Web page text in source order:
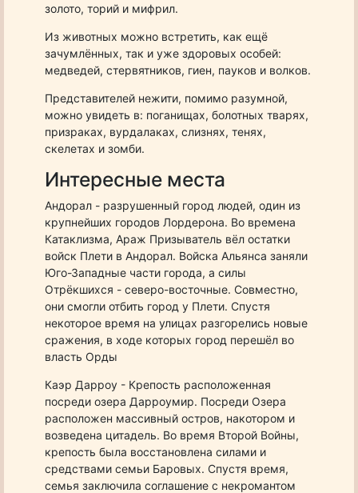
золото, торий и мифрил.
Из животных можно встретить, как ещё
зачумлённых, так и уже здоровых особей:
медведей, стервятников, гиен, пауков и волков.
Представителей нежити, помимо разумной,
можно увидеть в: поганищах, болотных тварях,
призраках, вурдалаках, слизнях, тенях,
скелетах и зомби.
Интересные места
Андорал - разрушенный город людей, один из
крупнейших городов Лордерона. Во времена
Катаклизма, Араж Призыватель вёл остатки
войск Плети в Андорал. Войска Альянса заняли
Юго-Западные части города, а силы
Отрёкшихся - северо-восточные. Совместно,
они смогли отбить город у Плети. Спустя
некоторое время на улицах разгорелись новые
сражения, в ходе которых город перешёл во
власть Орды
Каэр Дарроу - Крепость расположенная
посреди озера Дарроумир. Посреди Озера
расположен массивный остров, накотором и
возведена цитадель. Во время Второй Войны,
крепость была восстановлена силами и
средствами семьи Баровых. Спустя время,
семья заключила соглашение с некромантом